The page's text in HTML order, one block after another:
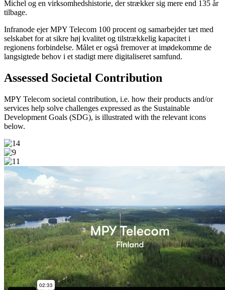
Michel og en virksomhedshistorie, der strækker sig mere end 135 år
tilbage.
Infranode ejer MPY Telecom 100 procent og samarbejder tæt med
selskabet for at sikre høj kvalitet og tilstrækkelig kapacitet i
regionens forbindelse. Målet er også fremover at imødekomme de
langsigtede behov i et stadigt mere digitaliseret samfund.
Assessed Societal Contribution
MPY Telecom societal contribution, i.e. how their products and/or
services help solve challenges expressed as the Sustainable
Development Goals (SDG), is illustrated with the relevant icons
below.